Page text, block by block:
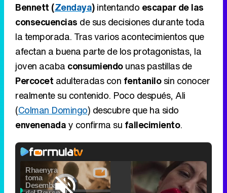
Bennett (Zendaya)intentando escapar de las
consecuencias de sus decisiones durante toda
la temporada. Tras varios acontecimientos que
afectan a buena parte de los protagonistas, la
joven acaba consumiendounas pastillas de
Percocet adulteradas con fentanilosin conocer
realmente su contenido. Poco después, Ali
(Colman Domingo) descubre que ha sido
envenenaday confirma su fallecimiento.
Video
Player
is
Loaded: